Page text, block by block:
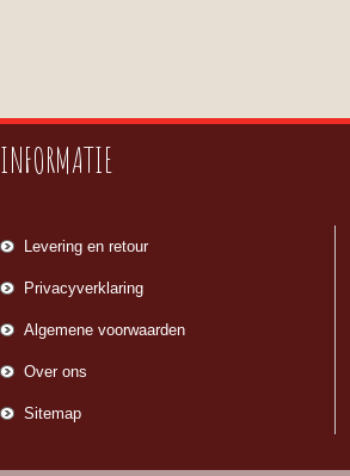
INFORMATIE
Levering en retour
Privacyverklaring
Algemene voorwaarden
Over ons
Sitemap